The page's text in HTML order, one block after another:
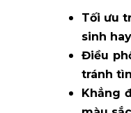
Tối ưu
sinh
Điều
tránh
Khẳng